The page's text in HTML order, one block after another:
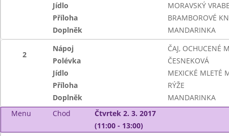
Jídlo
MORAVSKÝ
Příloha
BRAMBOROVÉ
Doplněk
MANDARINKA
2
Nápoj
ČAJ, OCHUCENÉ
Polévka
ČESNEKOVÁ
Jídlo
MEXICKÉ MLETÉ
Příloha
RÝŽE
Doplněk
MANDARINKA
Menu
Chod
Čtvrtek 2. 3. 2017
(11:00 - 13:00)